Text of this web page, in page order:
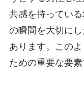
共感を持ってい
の瞬間を大切に
あります。この
ための重要な要素